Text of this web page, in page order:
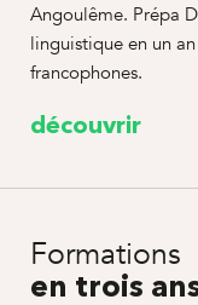
Angoulême. Prépa
linguistique en un
francophones.
découvrir
Formations
en trois